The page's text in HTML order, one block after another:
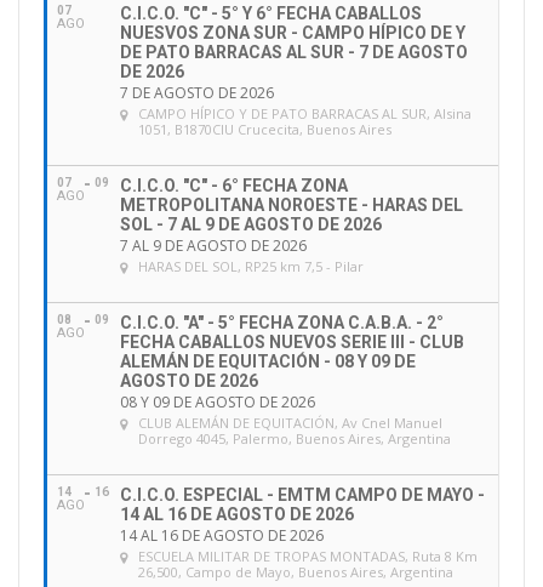
07
AGO
C.I.C.O. "C" - 5° Y 6° FECHA CABALLOS
NUESVOS ZONA SUR - CAMPO HÍPICO DE Y
DE PATO BARRACAS AL SUR - 7 DE AGOSTO
DE 2026
7 DE AGOSTO DE 2026
CAMPO HÍPICO Y DE PATO BARRACAS AL SUR, Alsina
1051, B1870CIU Crucecita, Buenos Aires
07
AGO
09
C.I.C.O. "C" - 6° FECHA ZONA
METROPOLITANA NOROESTE - HARAS DEL
SOL - 7 AL 9 DE AGOSTO DE 2026
7 AL 9 DE AGOSTO DE 2026
HARAS DEL SOL, RP25 km 7,5 - Pilar
08
AGO
09
C.I.C.O. "A" - 5° FECHA ZONA C.A.B.A. - 2°
FECHA CABALLOS NUEVOS SERIE III - CLUB
ALEMÁN DE EQUITACIÓN - 08 Y 09 DE
AGOSTO DE 2026
08 Y 09 DE AGOSTO DE 2026
CLUB ALEMÁN DE EQUITACIÓN, Av Cnel Manuel
Dorrego 4045, Palermo, Buenos Aires, Argentina
14
AGO
16
C.I.C.O. ESPECIAL - EMTM CAMPO DE MAYO -
14 AL 16 DE AGOSTO DE 2026
14 AL 16 DE AGOSTO DE 2026
ESCUELA MILITAR DE TROPAS MONTADAS, Ruta 8 Km
26,500, Campo de Mayo, Buenos Aires, Argentina